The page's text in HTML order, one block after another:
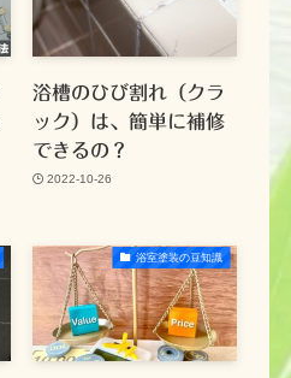
浴槽のひび割れ（クラ
ック）は、簡単に補修
できるの？
2022-10-26
浴室塗装の豆知識